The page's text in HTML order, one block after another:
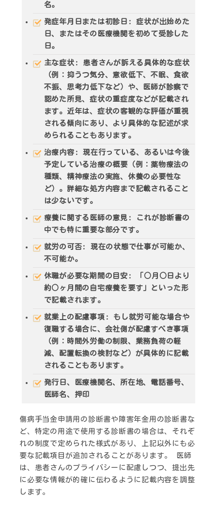
名。
発症年月日または初診日 : 症状が出始めた
日、またはその医療機関を初めて受診した
日。
主な症状 : 患者さんが訴える具体的な症状
（例：抑うつ気分、意欲低下、不眠、食欲
不振、思考力低下など）や、医師が診察で
認めた所見、症状の重症度などが記載され
ます。近年は、症状の客観的な評価が重視
される傾向にあり、より具体的な記述が求
められることもあります。
治療内容 : 現在行っている、あるいは今後
予定している治療の概要（例：薬物療法の
種類、精神療法の実施、休養の必要性な
ど）。詳細な処方内容まで記載されること
は少ないです。
療養に関する医師の意見 : これが診断書の
中でも特に重要な部分です。
就労の可否 : 現在の状態で仕事が可能か、
不可能か。
休職が必要な期間の目安 : 「○月○日より
約○ヶ月間の自宅療養を要す」といった形
で記載されます。
就業上の配慮事項 : もし就労可能な場合や
復職する場合に、会社側が配慮すべき事項
（例：時間外労働の制限、業務負荷の軽
減、配置転換の検討など）が具体的に記載
されることもあります。
発行日、医療機関名、所在地、電話番号、
医師名、押印
傷病手当金申請用の診断書や障害年金用の診断書な
ど、特定の用途で使用する診断書の場合は、それぞ
れの制度で定められた様式があり、上記以外にも必
要な記載項目が追加されることがあります。 医師
は、患者さんのプライバシーに配慮しつつ、提出先
に必要な情報が的確に伝わるように記載内容を調整
します。